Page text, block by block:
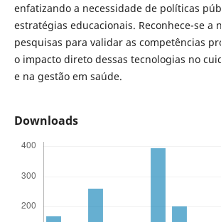
enfatizando a necessidade de políticas
estratégias educacionais. Reconhece-se a
pesquisas para validar as competências
o impacto direto dessas tecnologias no
e na gestão em saúde.
Downloads